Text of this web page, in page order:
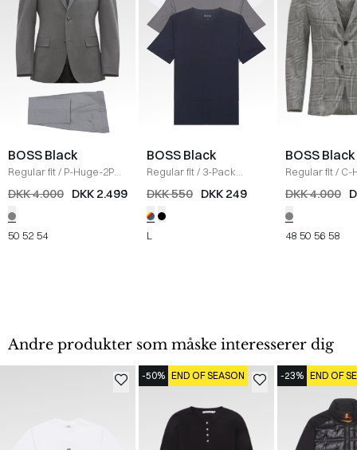
BOSS Black
Regular fit/ P-Huge-2PCS
Habit / GRÅ
DKK 4.000 DKK 2.499
50 52 54
BOSS Black
Regular fit/ 3-Pack
crewneck T-shirts /
DKK 550 DKK 249
L
BOSS Black
Regular fit/ C-
Blazer
GRÅ
DKK 4.000
48 50 56 58
Andre produkter som måske interesserer dig
-50% END OF SEASON -23% END OF